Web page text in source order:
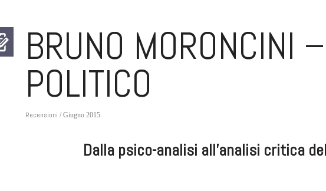
BRUNO MORONCINI
POLITICO
Recensioni / Giugno 2015
Dalla psico-analisi all'analisi critica